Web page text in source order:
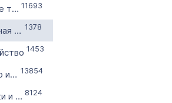
до 20 дней
Промышленные товары и услуги 11693
Связь, мобильная связь 1378
1453
Строительство и эксплуатация 13854
Грузоперевозки и снабжение 8124